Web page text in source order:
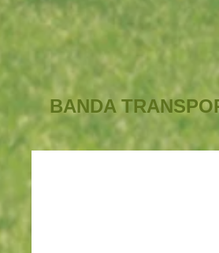
BANDA